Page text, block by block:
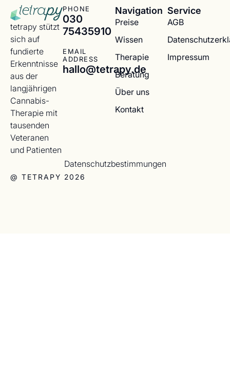
tetrapy stützt
sich auf
fundierte
Erkenntnisse
aus der
langjährigen
Cannabis-
Therapie mit
tausenden
Veteranen
und Patienten
PHONE
030
75435910
EMAIL
ADDRESS
hallo@tetrapy.de
Navigation
Preise
Wissen
Therapie
Beratung
Über uns
Kontakt
Service
AGB
Impressum
@ TETRAPY 2026
Datenschutzbestimmungen